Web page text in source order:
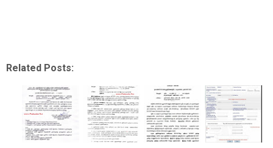
Related Posts: